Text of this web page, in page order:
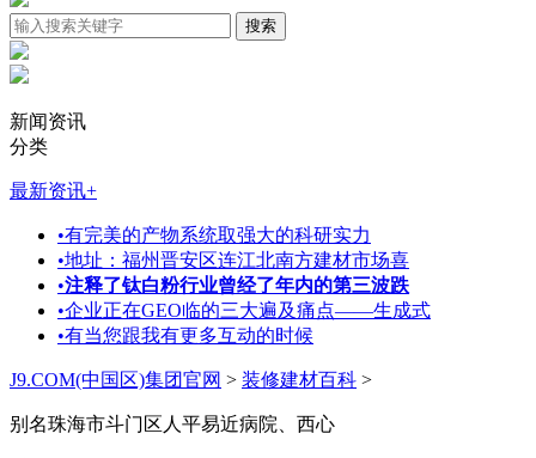
新闻资讯
分类
最新资讯+
•有完美的产物系统取强大的科研实力
•地址：福州晋安区连江北南方建材市场喜
•注释了钛白粉行业曾经了年内的第三波跌
•企业正在GEO临的三大遍及痛点——生成式
•有当您跟我有更多互动的时候
J9.COM(中国区)集团官网 > 装修建材百科 >
别名珠海市斗门区人平易近病院、西心